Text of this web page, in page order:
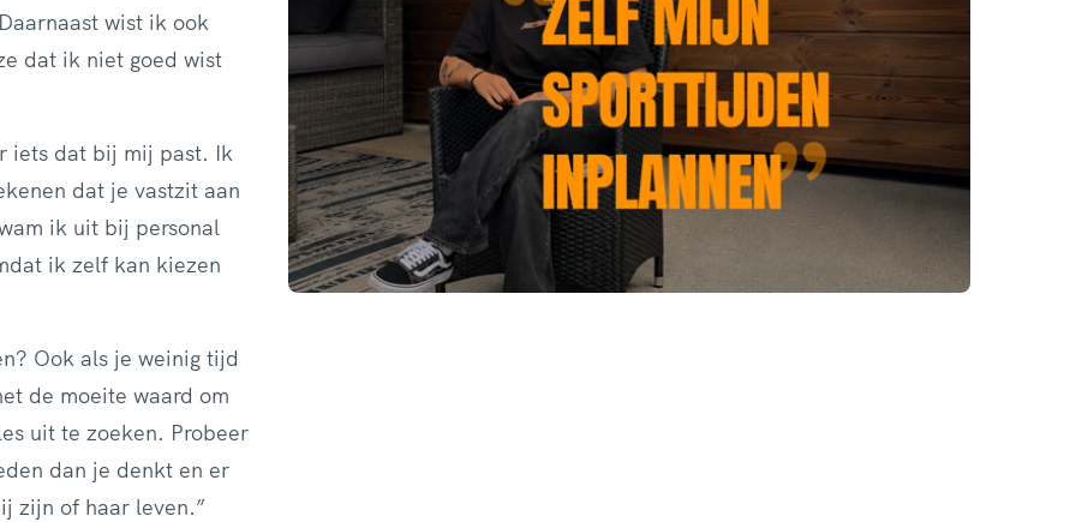
wist ik ook
dat ik niet goed wist
iets dat bij mij past. Ik
dat je vastzit aan
ik uit bij personal
ik zelf kan kiezen
Ook als je weinig tijd
de moeite waard om
uit te zoeken. Probeer
dan je denkt en er
zijn of haar leven.”